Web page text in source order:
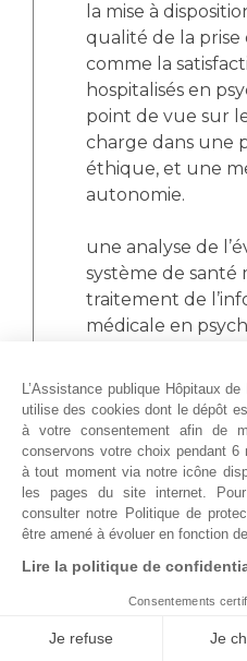
la mise à
qualité de la prise
comme la
hospitalisés en
point de vue sur
charge dans une
éthique, et une
autonomie.
une analyse de
système de santé
traitement de
médicale en
financement –
l’activité de
corrélat le
nouveaux
Notre activité
développer
collaborations
nationaux et
PHRC nationaux,
L’Assistance publique Hôpitaux de
utilise des cookies dont le dépôt
à votre consentement afin de
conservons votre choix pendant 6
à tout moment via notre icône
les pages du site internet.
consulter notre Politique de
être amené à évoluer en fonction
Lire la politique de
Consentements
Je refuse Je